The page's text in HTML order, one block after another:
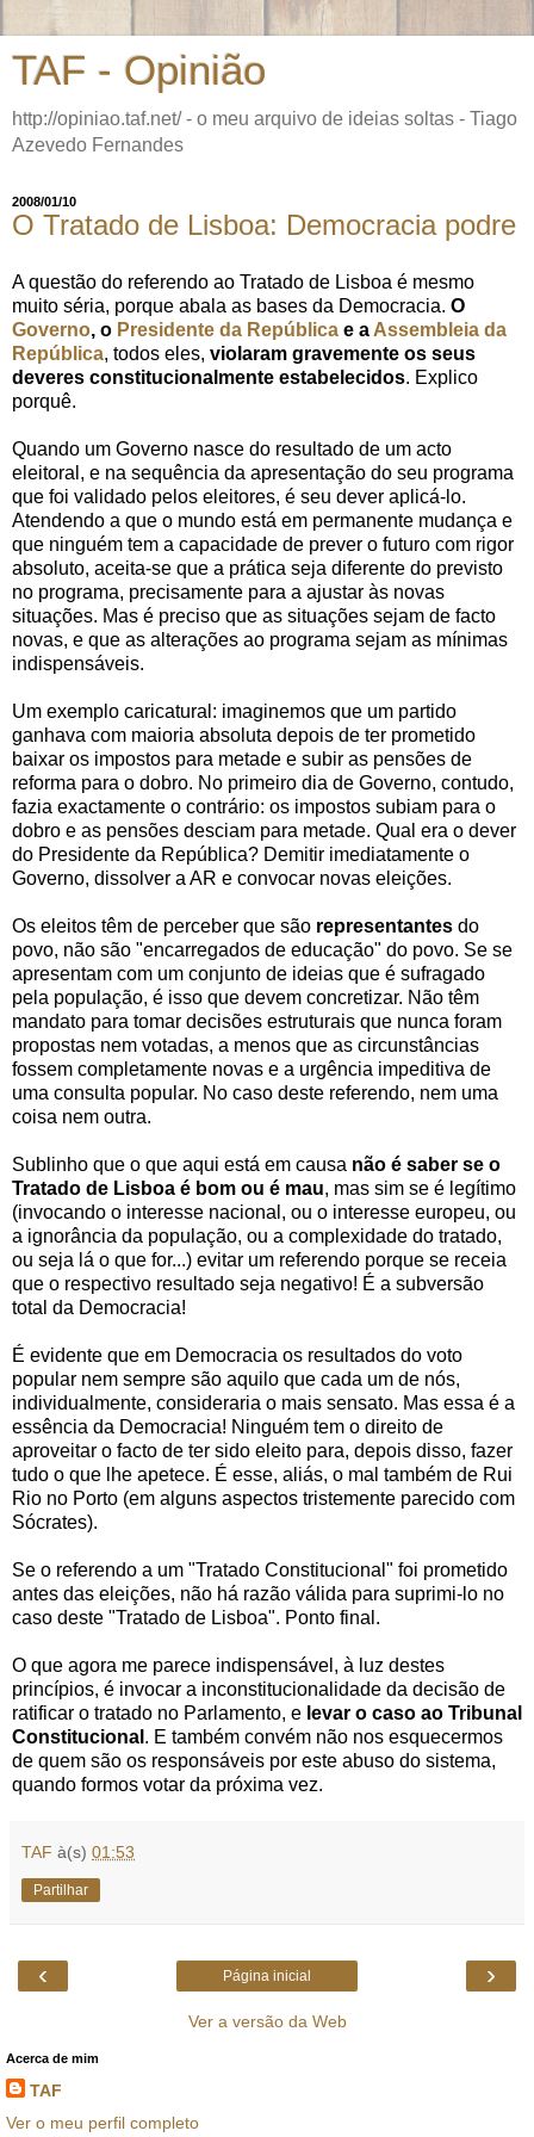
TAF - Opinião
http://opiniao.taf.net/ - o meu arquivo de ideias soltas - Tiago
Azevedo Fernandes
2008/01/10
O Tratado de Lisboa: Democracia podre
A questão do referendo ao Tratado de Lisboa é mesmo
muito séria, porque abala as bases da Democracia. O
Governo, o Presidente da República e a Assembleia da
República, todos eles, violaram gravemente os seus
deveres constitucionalmente estabelecidos. Explico
porquê.
Quando um Governo nasce do resultado de um acto
eleitoral, e na sequência da apresentação do seu programa
que foi validado pelos eleitores, é seu dever aplicá-lo.
Atendendo a que o mundo está em permanente mudança e
que ninguém tem a capacidade de prever o futuro com rigor
absoluto, aceita-se que a prática seja diferente do previsto
no programa, precisamente para a ajustar às novas
situações. Mas é preciso que as situações sejam de facto
novas, e que as alterações ao programa sejam as mínimas
indispensáveis.
Um exemplo caricatural: imaginemos que um partido
ganhava com maioria absoluta depois de ter prometido
baixar os impostos para metade e subir as pensões de
reforma para o dobro. No primeiro dia de Governo, contudo,
fazia exactamente o contrário: os impostos subiam para o
dobro e as pensões desciam para metade. Qual era o dever
do Presidente da República? Demitir imediatamente o
Governo, dissolver a AR e convocar novas eleições.
Os eleitos têm de perceber que são representantes do
povo, não são "encarregados de educação" do povo. Se se
apresentam com um conjunto de ideias que é sufragado
pela população, é isso que devem concretizar. Não têm
mandato para tomar decisões estruturais que nunca foram
propostas nem votadas, a menos que as circunstâncias
fossem completamente novas e a urgência impeditiva de
uma consulta popular. No caso deste referendo, nem uma
coisa nem outra.
Sublinho que o que aqui está em causa não é saber se o
Tratado de Lisboa é bom ou é mau, mas sim se é legítimo
(invocando o interesse nacional, ou o interesse europeu, ou
a ignorância da população, ou a complexidade do tratado,
ou seja lá o que for...) evitar um referendo porque se receia
que o respectivo resultado seja negativo! É a subversão
total da Democracia!
É evidente que em Democracia os resultados do voto
popular nem sempre são aquilo que cada um de nós,
individualmente, consideraria o mais sensato. Mas essa é a
essência da Democracia! Ninguém tem o direito de
aproveitar o facto de ter sido eleito para, depois disso, fazer
tudo o que lhe apetece. É esse, aliás, o mal também de Rui
Rio no Porto (em alguns aspectos tristemente parecido com
Sócrates).
Se o referendo a um "Tratado Constitucional" foi prometido
antes das eleições, não há razão válida para suprimi-lo no
caso deste "Tratado de Lisboa". Ponto final.
O que agora me parece indispensável, à luz destes
princípios, é invocar a inconstitucionalidade da decisão de
ratificar o tratado no Parlamento, e levar o caso ao Tribunal
Constitucional . E também convém não nos esquecermos
de quem são os responsáveis por este abuso do sistema,
quando formos votar da próxima vez.
TAF à(s) 01:53
Partilhar
‹ ›
Página inicial
Ver a versão da Web
Acerca de mim
TAF
Ver o meu perfil completo